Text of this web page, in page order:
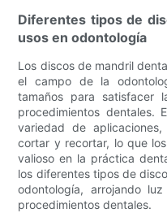
Diferentes tipos de
usos en odontología
Los discos de mandril
el campo de la
tamaños para satisfacer
procedimientos dentales.
variedad de
cortar y recortar, lo que
valioso en la práctica
los diferentes tipos de
odontología, arrojando
procedimientos dentales.